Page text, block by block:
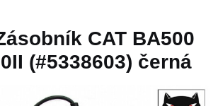
CAT BA500
(#5338603) černá